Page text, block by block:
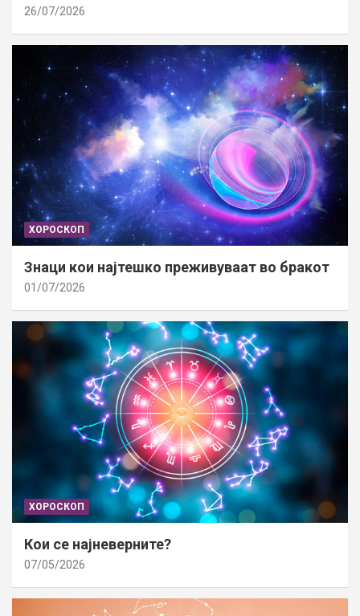
26/07/2026
ХОРОСКОП
Знаци кои најтешко преживуваат во бракот
01/07/2026
ХОРОСКОП
Кои се најневерните?
07/05/2026